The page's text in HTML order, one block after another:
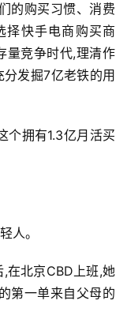
的购买习惯、消费
择快手电商购买商
量竞争时代,理清作
发掘7亿老铁的用
个拥有1.3亿月活买
人。
,在北京CBD上班,她
第一单来自父母的